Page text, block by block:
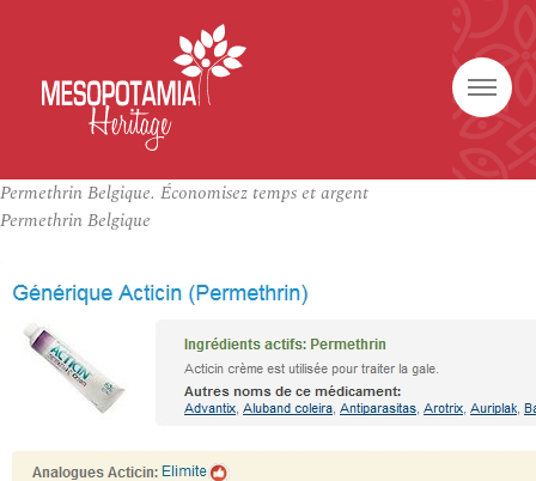
Permethrin Belgique. Économisez temps et argent
Permethrin Belgique